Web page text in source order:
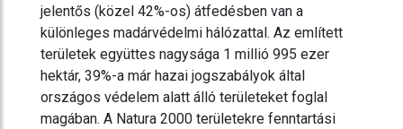
jelentős (közel 42%-os) átfedésben van a
különleges madárvédelmi hálózattal. Az említett
területek együttes nagysága 1 millió 995 ezer
hektár, 39%-a már hazai jogszabályok által
országos védelem alatt álló területeket foglal
magában. A Natura 2000 területekre fenntartási